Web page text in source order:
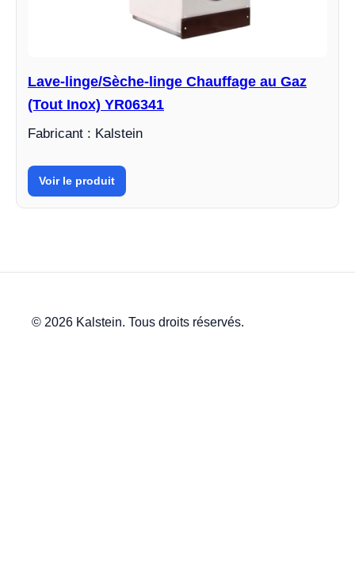
Lave-linge/Sèche-linge Chauffage au Gaz
(Tout Inox) YR06341
Fabricant : Kalstein
Voir le produit
© 2026 Kalstein. Tous droits réservés.